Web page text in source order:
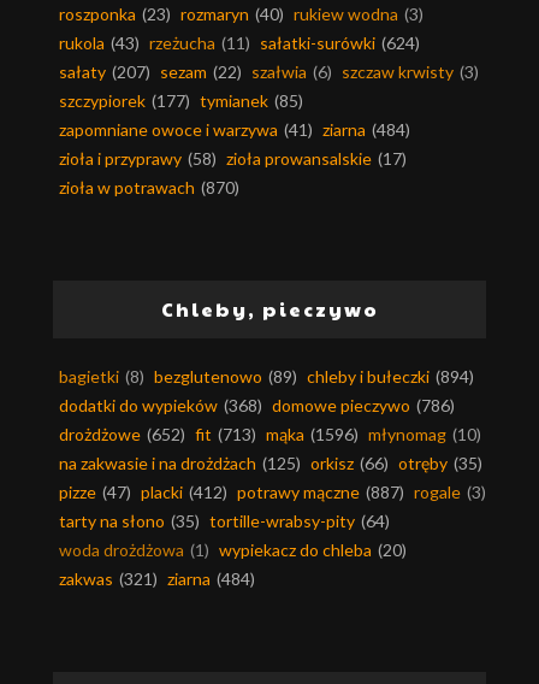
roszponka (23) rozmaryn (40) rukiew wodna (3)
rukola (43) rzeżucha (11) sałatki-surówki (624)
sałaty (207) sezam (22) szałwia (6) szczaw krwisty (3)
szczypiorek (177) tymianek (85)
zapomniane owoce i warzywa (41) ziarna (484)
zioła i przyprawy (58) zioła prowansalskie (17)
zioła w potrawach (870)
Chleby, pieczywo
bagietki (8) bezglutenowo (89) chleby i bułeczki (894)
dodatki do wypieków (368) domowe pieczywo (786)
drożdżowe (652) fit (713) mąka (1596) młynomag (10)
na zakwasie i na drożdżach (125) orkisz (66) otręby (35)
pizze (47) placki (412) potrawy mączne (887) rogale (3)
tarty na słono (35) tortille-wrabsy-pity (64)
woda drożdżowa (1) wypiekacz do chleba (20)
zakwas (321) ziarna (484)